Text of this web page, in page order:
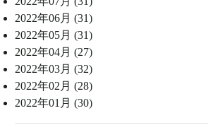
2022年06月 (31)
2022年05月 (31)
2022年04月 (27)
2022年03月 (32)
2022年02月 (28)
2022年01月 (30)